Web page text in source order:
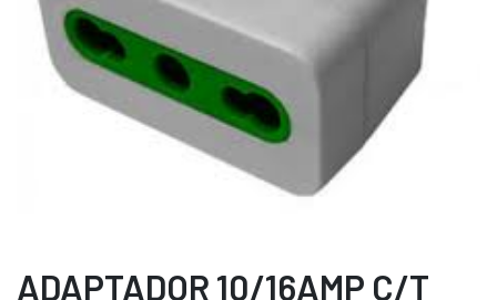
ADAPTADOR 10/16AMP C/T